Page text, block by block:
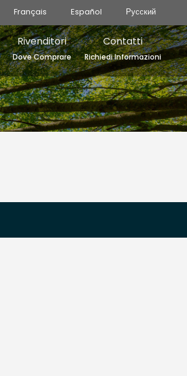
Français Español Русский
Rivenditori
Dove Comprare
Contatti
Richiedi Informazioni